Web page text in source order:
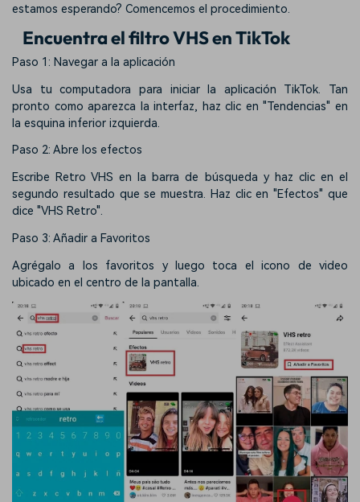
estamos esperando? Comencemos el procedimiento.
Encuentra el filtro VHS en TikTok
Paso 1: Navegar a la aplicación
Usa tu computadora para iniciar la aplicación TikTok. Tan
pronto como aparezca la interfaz, haz clic en "Tendencias" en
la esquina inferior izquierda.
Paso 2: Abre los efectos
Escribe Retro VHS en la barra de búsqueda y haz clic en el
segundo resultado que se muestra. Haz clic en "Efectos" que
dice "VHS Retro".
Paso 3: Añadir a Favoritos
Agrégalo a los favoritos y luego toca el icono de video
ubicado en el centro de la pantalla.